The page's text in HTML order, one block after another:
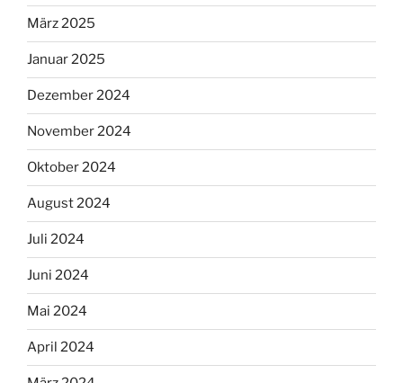
März 2025
Januar 2025
Dezember 2024
November 2024
Oktober 2024
August 2024
Juli 2024
Juni 2024
Mai 2024
April 2024